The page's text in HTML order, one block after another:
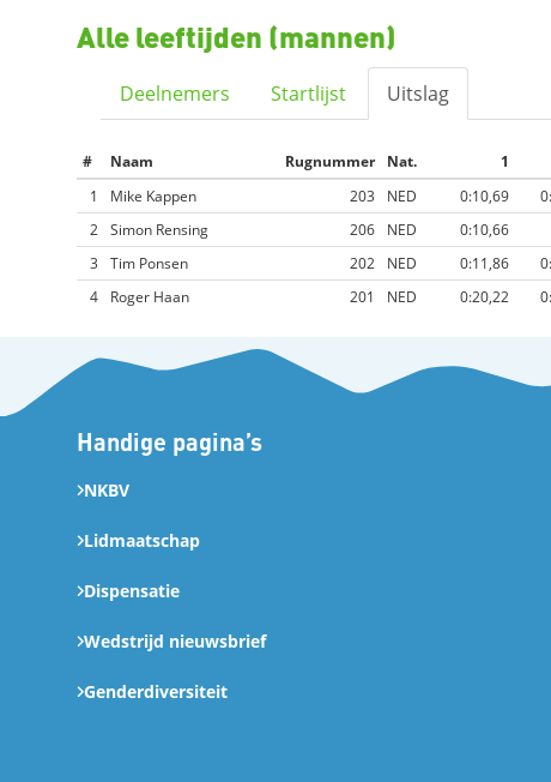
Alle leeftijden (mannen)
Deelnemers Startlijst Uitslag
# Naam Rugnummer Nat. 1
1
Mike Kappen 203 NED 0:10,69
2 Simon Rensing 206 NED 0:10,66
3
Tim Ponsen 202 NED 0:11,86
4
Roger Haan 201 NED 0:20,22
Handige pagina’s
NKBV
Lidmaatschap
Dispensatie
Wedstrijd nieuwsbrief
Genderdiversiteit